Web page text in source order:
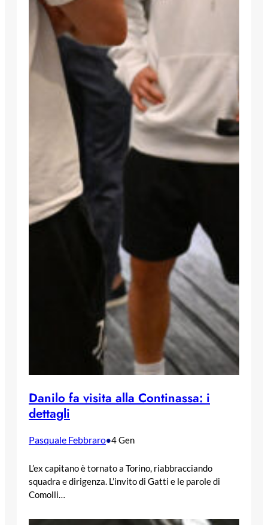
Danilo fa visita alla Continassa: i
dettagli
Pasquale Febbraro•4 Gen
L’ex capitano è tornato a Torino, riabbracciando
squadra e dirigenza. L’invito di Gatti e le parole di
Comolli…